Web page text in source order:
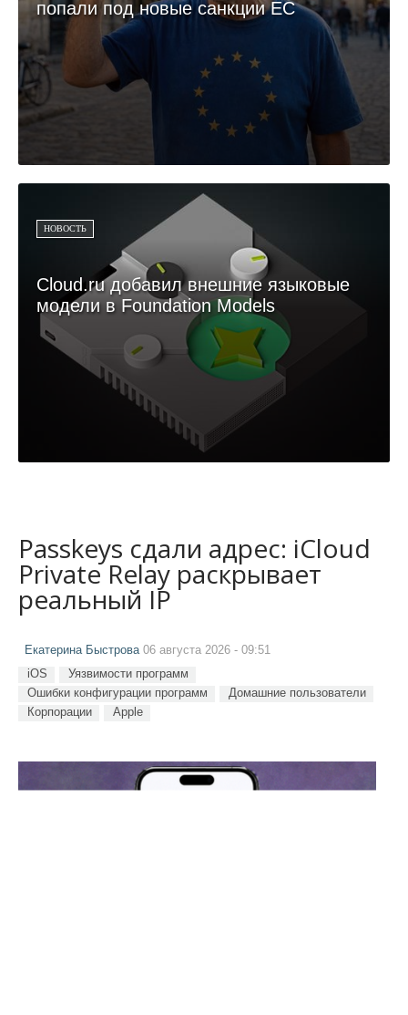
попали под новые санкции ЕС
НОВОСТЬ
Cloud.ru добавил внешние языковые
модели в Foundation Models
Passkeys сдали адрес: iCloud
Private Relay раскрывает
реальный IP
Екатерина Быстрова06 августа 2026 - 09:51
iOS
Уязвимости программ
Ошибки конфигурации программ
Домашние пользователи
Корпорации
Apple